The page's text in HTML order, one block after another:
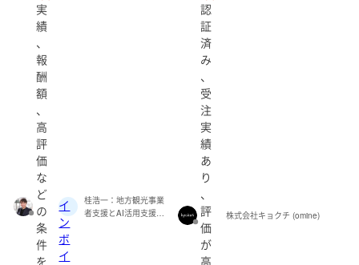
実
績
、
報
酬
額
、
高
評
価
な
ど
の
条
件
を
イ
ン
ボ
イ
桂浩一：地方観光事業
者支援とAI活用支援
認
証
済
み
、
受
注
実
績
あ
り
、
評
価
が
高
株式会社キョクチ (omine)